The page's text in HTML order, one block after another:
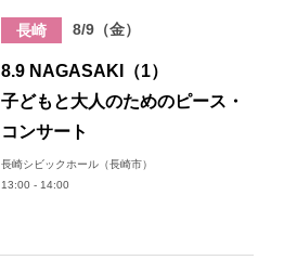
長崎 8/9（金）
8.9 NAGASAKI（1）
子どもと大人のためのピース・
コンサート
長崎シビックホール（長崎市）
13:00 - 14:00